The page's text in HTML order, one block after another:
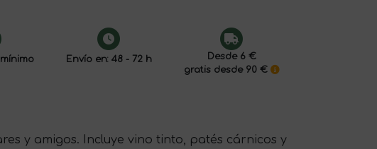
Envío en: 48 - 72 h
Desde 6 €
gratis desde 90 €
y amigos. Incluye vino tinto, patés cárnicos y